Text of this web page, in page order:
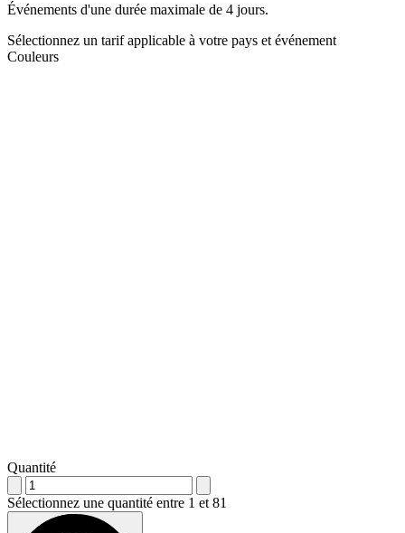
Événements d'une durée maximale de 4 jours.
Sélectionnez un tarif applicable à votre pays et événement
Couleurs
Quantité
Sélectionnez une quantité entre 1 et 81